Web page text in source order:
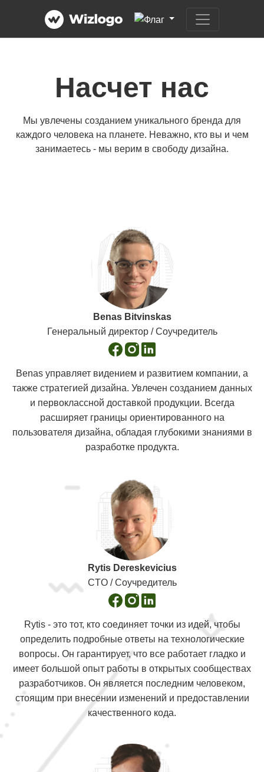
Насчет нас
Мы увлечены созданием уникального бренда для
каждого человека на планете. Неважно, кто вы и чем
занимаетесь - мы верим в свободу дизайна.
Benas Bitvinskas
Генеральный директор / Соучредитель
Benas управляет видением и развитием компании, а
также стратегией дизайна. Увлечен созданием данных
и первоклассной доставкой продукции. Всегда
расширяет границы ориентированного на
пользователя дизайна, обладая глубокими знаниями в
разработке продукта.
Rytis Dereskevicius
CTO / Соучредитель
Rytis - это тот, кто соединяет точки из идей, чтобы
определить подробные ответы на технологические
вопросы. Он гарантирует, что все работает гладко и
имеет большой опыт работы в открытых сообществах
разработчиков. Он является последним человеком,
стоящим при внесении изменений и предоставлении
качественного кода.